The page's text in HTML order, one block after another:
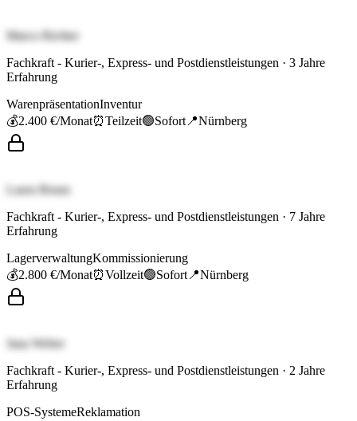
Marco Richter
Fachkraft - Kurier-, Express- und Postdienstleistungen · 3 Jahre
Erfahrung
WarenpräsentationInventur
💰2.400 €/Monat⏰Teilzeit🟢Sofort 📍Nürnberg
Laura Braun
Fachkraft - Kurier-, Express- und Postdienstleistungen · 7 Jahre
Erfahrung
LagerverwaltungKommissionierung
💰2.800 €/Monat⏰Vollzeit🟢Sofort 📍Nürnberg
Jana Weber
Fachkraft - Kurier-, Express- und Postdienstleistungen · 2 Jahre
Erfahrung
POS-SystemeReklamation